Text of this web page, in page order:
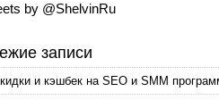
by @ShelvinRu
записи
и кэшбек на SEO и SMM